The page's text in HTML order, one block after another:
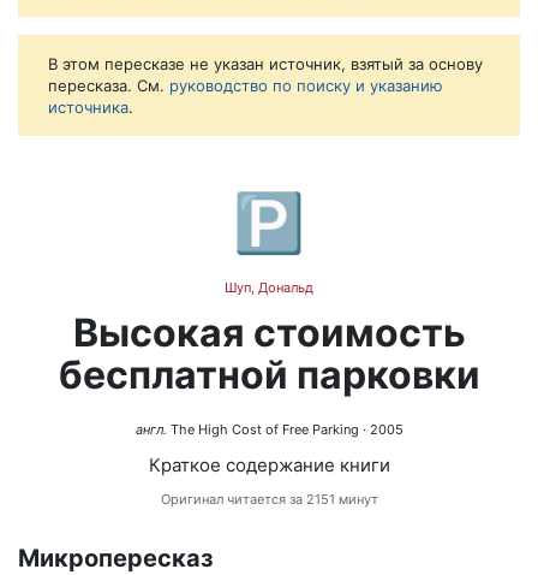
В этом пересказе не указан источник, взятый за основу
пересказа. См. руководство по поиску и указанию
источника.
🅿️
Шуп, Дональд
Высокая стоимость
бесплатной парковки
англ. The High Cost of Free Parking · 2005
Краткое содержание книги
Оригинал читается за 2151 минут
Микропересказ